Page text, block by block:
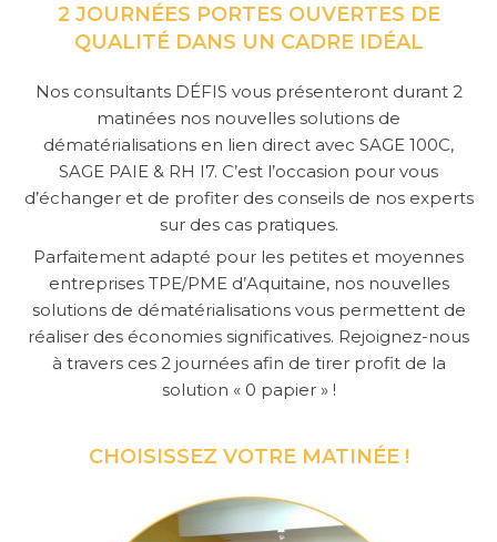
2 JOURNÉES PORTES OUVERTES DE
QUALITÉ DANS UN CADRE IDÉAL
Nos consultants DÉFIS vous présenteront durant 2
matinées nos nouvelles solutions de
dématérialisations en lien direct avec SAGE 100C,
SAGE PAIE & RH I7. C’est l’occasion pour vous
d’échanger et de profiter des conseils de nos experts
sur des cas pratiques.
Parfaitement adapté pour les petites et moyennes
entreprises TPE/PME d’Aquitaine, nos nouvelles
solutions de dématérialisations vous permettent de
réaliser des économies significatives. Rejoignez-nous
à travers ces 2 journées afin de tirer profit de la
solution « 0 papier » !
CHOISISSEZ VOTRE MATINÉE !